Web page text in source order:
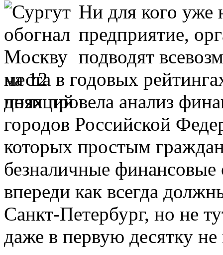
Ни для кого уже
предприятие,
подводят
места в годовых
днях провела анализ
городов Российской
которых простым
безналичные
впереди как всегда
Санкт-Петербург, но не
даже в первую десятку